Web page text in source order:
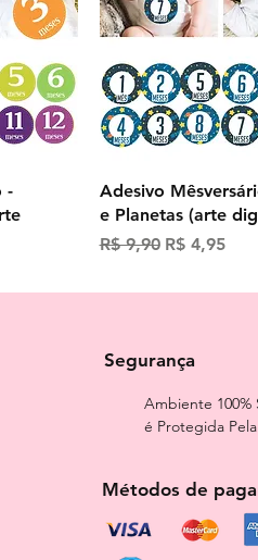
-
Visualização
Adesivo
e Planetas (arte
Preço normal
R$ 9,90 Preço
R$ 4,95
Segurança
Ambiente 100%
é Protegida
Métodos de